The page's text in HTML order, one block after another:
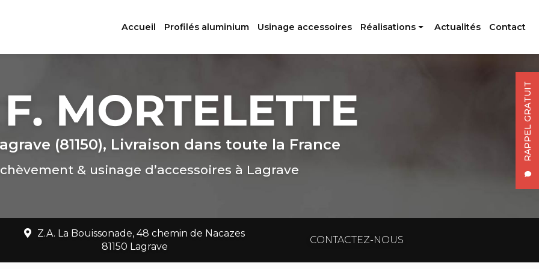
RAPPEL GRATUIT
Accueil Profilés aluminium Usinage accessoires Réalisations Actualités Contact
(81150), Livraison dans toute la France
& usinage d’accessoires à Lagrave
Z.A. La Bouissonade, 48 chemin de Nacazes
81150 Lagrave
CONTACTEZ-NOUS